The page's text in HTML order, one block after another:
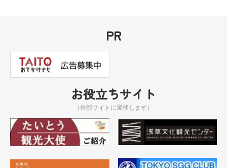
PR
お役立ちサイト
（外部サイトに遷移します）